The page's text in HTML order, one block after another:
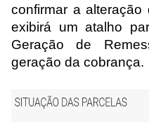
confirmar a
exibirá um atalho
Geração de
geração da cobrança.